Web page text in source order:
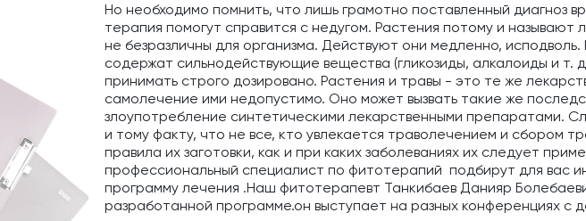
Но необходимо помнить, что лишь грамотно поставленный диагноз
терапия помогут справится с недугом. Растения потому и называют
не безразличны для организма. Действуют они медленно, исподволь.
содержат сильнодействующие вещества (гликозиды, алкалоиды и т.
принимать строго дозировано. Растения и травы - это те же
самолечение ими недопустимо. Оно может вызвать такие же
злоупотребление синтетическими лекарственными препаратами.
и тому факту, что не все, кто увлекается траволечением и сбором
правила их заготовки, как и при каких заболеваниях их следует
профессиональный специалист по фитотерапий подбирут для вас
программу лечения .Наш фитотерапевт Танкибаев Данияр
разработанной программе.он выступает на разных конференциях с